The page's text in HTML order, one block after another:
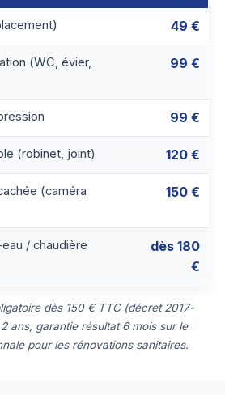
49 €
(WC, évier,
99 €
99 €
(robinet, joint) 120 €
(caméra
150 €
/ chaudière
dès 180
€
dès 150 € TTC (décret 2017-
ans, garantie résultat 6 mois sur le
pour les rénovations sanitaires.